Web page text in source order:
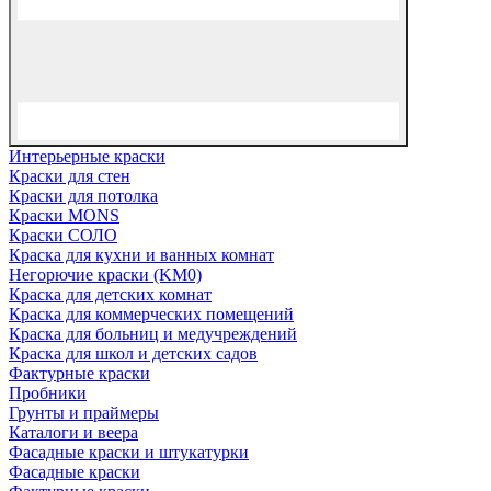
Интерьерные краски
Краски для стен
Краски для потолка
Краски MONS
Краски СОЛО
Краска для кухни и ванных комнат
Негорючие краски (KM0)
Краска для детских комнат
Краска для коммерческих помещений
Краска для больниц и медучреждений
Краска для школ и детских садов
Фактурные краски
Пробники
Грунты и праймеры
Каталоги и веера
Фасадные краски и штукатурки
Фасадные краски